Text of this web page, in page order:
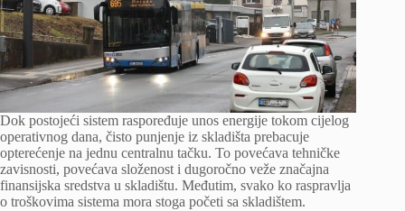
Dok postojeći sistem raspoređuje unos energije tokom cijelog
operativnog dana, čisto punjenje iz skladišta prebacuje
opterećenje na jednu centralnu tačku. To povećava tehničke
zavisnosti, povećava složenost i dugoročno veže značajna
finansijska sredstva u skladištu. Međutim, svako ko raspravlja
o troškovima sistema mora stoga početi sa skladištem.